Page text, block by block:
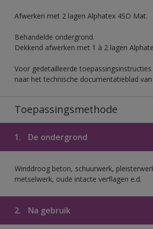
Afwerken met 2 lagen Alphatex 4SO Mat.
Behandelde ondergrond.
Dekkend afwerken met 1 à 2 lagen
Voor gedetailleerde
naar het technische documentatieblad
Toepassingsmethode
1. De ondergrond
Winddroog beton, schuurwerk,
metselwerk, oude intacte verflagen e.d.
2. Na gebruik